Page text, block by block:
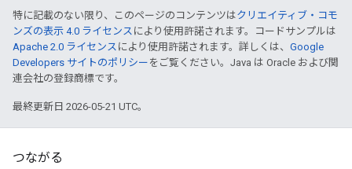
特に記載のない限り、このページのコンテンツはクリエイティブ・コモ
ンズの表示 4.0 ライセンス により使用許諾されます。コードサンプルは
Apache 2.0 ライセンス により使用許諾されます。詳しくは、 Google
Developers サイトのポリシー をご覧ください。Java は Oracle および関
連会社の登録商標です。
最終更新日 2026-05-21 UTC。
つながる